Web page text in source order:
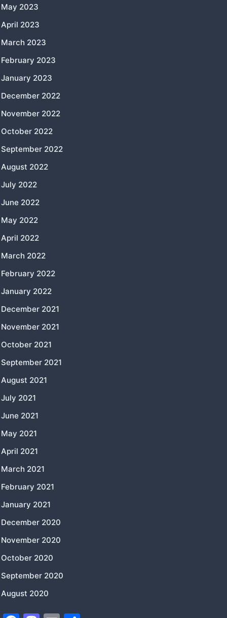
May 2023
April 2023
March 2023
February 2023
January 2023
December 2022
November 2022
October 2022
September 2022
August 2022
July 2022
June 2022
May 2022
April 2022
March 2022
February 2022
January 2022
December 2021
November 2021
October 2021
September 2021
August 2021
July 2021
June 2021
May 2021
April 2021
March 2021
February 2021
January 2021
December 2020
November 2020
October 2020
September 2020
August 2020